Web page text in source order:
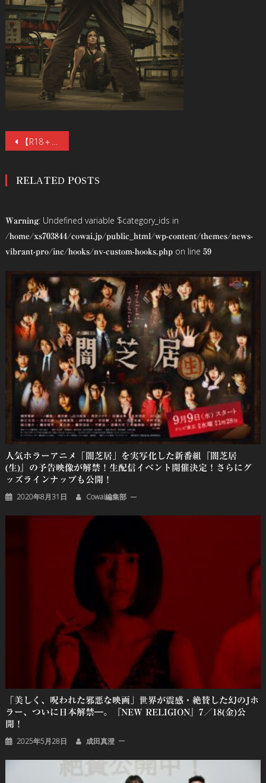
投
ナ
ゲ
ー
ョ
ン
【R18＋】スラッシャー・ホラー『ダイスド 戦慄のハロウィン』6／12 （金）公開！脱走した〈かかし姿の殺人鬼〉が、ハロウィンの町を真っ赤な血で染め上げる
RELATED POSTS
Warning: Undefined variable $category_ids in
/home/xs703844/cowai.jp/public_html/wp-content/themes/news-
vibrant-pro/inc/hooks/nv-custom-hooks.phpon line 59
人気ホラーアニメ「闇芝居」を実写化した新番組『闇芝居
(生)』の予告映像が解禁！生配信イベント開催決定！さらにグ
ッズラインナップも公開！
2020年8月31日 Cowai編集部
「美しく、呪われた邪悪な映画」世界が震感・絶賛した幻のJホ
ラー、ついに日本解禁―。『NEW RELIGION』7／18(金)公
開！
2025年5月28日 成田真澄